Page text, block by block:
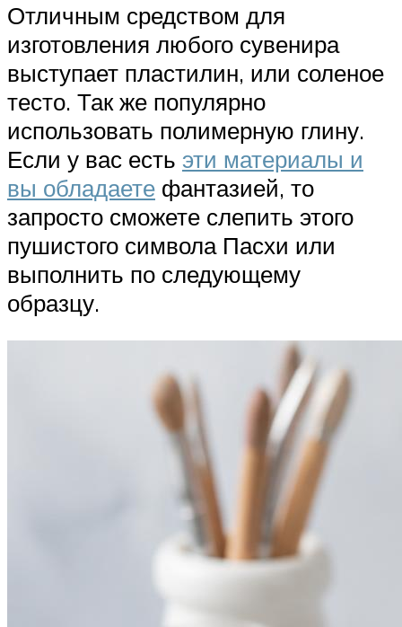
Отличным средством для
изготовления любого сувенира
выступает пластилин, или соленое
тесто. Так же популярно
использовать полимерную глину.
Если у вас есть эти материалы и
вы обладаете фантазией, то
запросто сможете слепить этого
пушистого символа Пасхи или
выполнить по следующему
образцу.